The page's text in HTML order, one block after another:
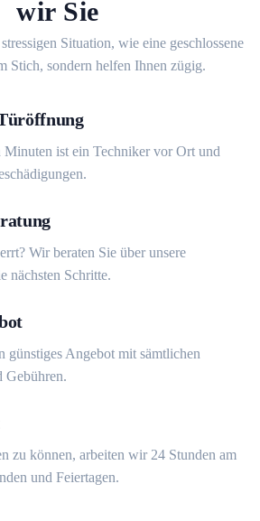
wir Sie
Situation, wie eine geschlossene
Stich, sondern helfen Ihnen zügig.
ist ein Techniker vor Ort und
Wir beraten Sie über unsere
nächsten Schritte.
günstiges Angebot mit sämtlichen
Gebühren.
zu können, arbeiten wir 24 Stunden am
und Feiertagen.